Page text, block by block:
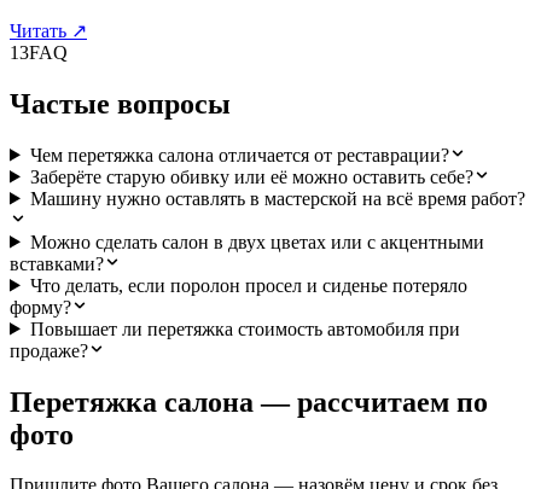
Читать ↗
13FAQ
Частые вопросы
Чем перетяжка салона отличается от реставрации?
Заберёте старую обивку или её можно оставить себе?
Машину нужно оставлять в мастерской на всё время работ?
Можно сделать салон в двух цветах или с акцентными
вставками?
Что делать, если поролон просел и сиденье потеряло
форму?
Повышает ли перетяжка стоимость автомобиля при
продаже?
Перетяжка салона — рассчитаем по
фото